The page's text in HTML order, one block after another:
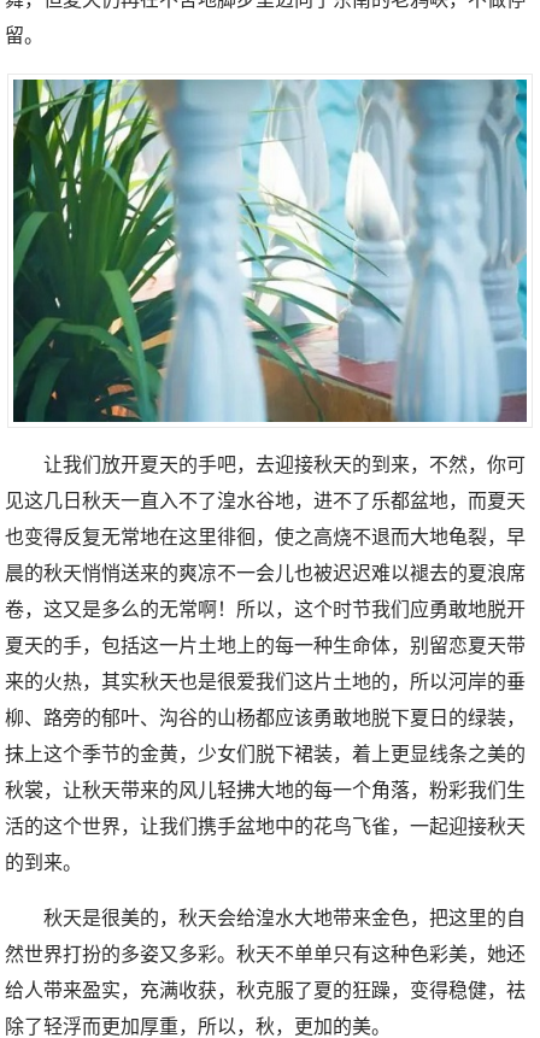
留。
让我们放开夏天的手吧，去迎接秋天的到来，不然，你可
见这几日秋天一直入不了湟水谷地，进不了乐都盆地，而夏天
也变得反复无常地在这里徘徊，使之高烧不退而大地龟裂，早
晨的秋天悄悄送来的爽凉不一会儿也被迟迟难以褪去的夏浪席
卷，这又是多么的无常啊！所以，这个时节我们应勇敢地脱开
夏天的手，包括这一片土地上的每一种生命体，别留恋夏天带
来的火热，其实秋天也是很爱我们这片土地的，所以河岸的垂
柳、路旁的郁叶、沟谷的山杨都应该勇敢地脱下夏日的绿装，
抹上这个季节的金黄，少女们脱下裙装，着上更显线条之美的
秋裳，让秋天带来的风儿轻拂大地的每一个角落，粉彩我们生
活的这个世界，让我们携手盆地中的花鸟飞雀，一起迎接秋天
的到来。
秋天是很美的，秋天会给湟水大地带来金色，把这里的自
然世界打扮的多姿又多彩。秋天不单单只有这种色彩美，她还
给人带来盈实，充满收获，秋克服了夏的狂躁，变得稳健，祛
除了轻浮而更加厚重，所以，秋，更加的美。